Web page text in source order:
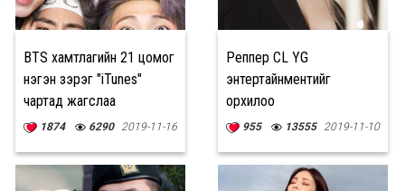
BTS хамтлагийн 21 цомог
нэгэн зэрэг "iTunes"
чартад жагслаа
1874 6290 2019-11-16
Реппер CL YG
энтертайнментийг
орхилоо
955 13555 2019-11-10